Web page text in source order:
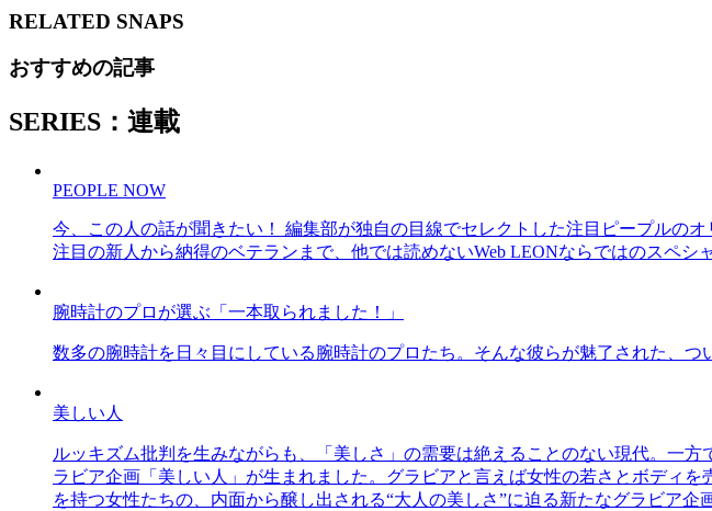
RELATED SNAPS
おすすめの記事
SERIES：連載
PEOPLE NOW
今、この人の話が聞きたい！ 編集部が独自の目線でセレクトした注目ピープルの
注目の新人から納得のベテランまで、他では読めないWeb LEONならではのスペシ
腕時計のプロが選ぶ「一本取られました！」
数多の腕時計を日々目にしている腕時計のプロたち。そんな彼らが魅了された、
美しい人
ルッキズム批判を生みながらも、「美しさ」の需要は絶えることのない現代。一
ラビア企画「美しい人」が生まれました。グラビアと言えば女性の若さとボディ
を持つ女性たちの、内面から醸し出される“大人の美しさ”に迫る新たなグラビア企